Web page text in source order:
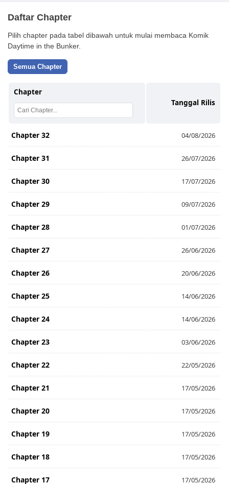
Daftar Chapter
Pilih chapter pada tabel dibawah untuk mulai membaca Komik
Daytime in the Bunker.
Semua Chapter
Chapter
Tanggal Rilis
Chapter 32 04/08/2026
Chapter 31 26/07/2026
Chapter 30 17/07/2026
Chapter 29 09/07/2026
Chapter 28 01/07/2026
Chapter 27 26/06/2026
Chapter 26 20/06/2026
Chapter 25 14/06/2026
Chapter 24 14/06/2026
Chapter 23 03/06/2026
Chapter 22 22/05/2026
Chapter 21 17/05/2026
Chapter 20 17/05/2026
Chapter 19 17/05/2026
Chapter 18 17/05/2026
Chapter 17 17/05/2026